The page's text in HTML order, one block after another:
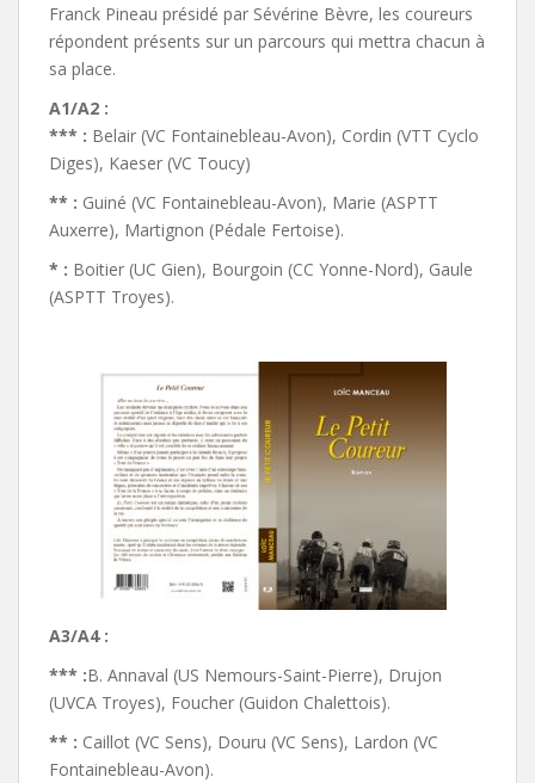
Franck Pineau présidé par Sévérine Bèvre, les coureurs
répondent présents sur un parcours qui mettra chacun à
sa place.
A1/A2 :
*** : Belair (VC Fontainebleau-Avon), Cordin (VTT Cyclo
Diges), Kaeser (VC Toucy)
** : Guiné (VC Fontainebleau-Avon), Marie (ASPTT
Auxerre), Martignon (Pédale Fertoise).
* : Boitier (UC Gien), Bourgoin (CC Yonne-Nord), Gaule
(ASPTT Troyes).
A3/A4 :
*** :B. Annaval (US Nemours-Saint-Pierre), Drujon
(UVCA Troyes), Foucher (Guidon Chalettois).
** : Caillot (VC Sens), Douru (VC Sens), Lardon (VC
Fontainebleau-Avon).